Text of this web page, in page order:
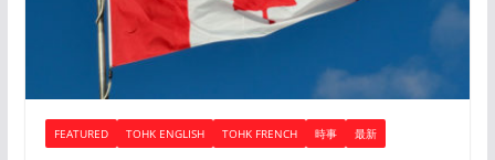
FEATURED TOHK ENGLISH TOHK FRENCH 時事 最新